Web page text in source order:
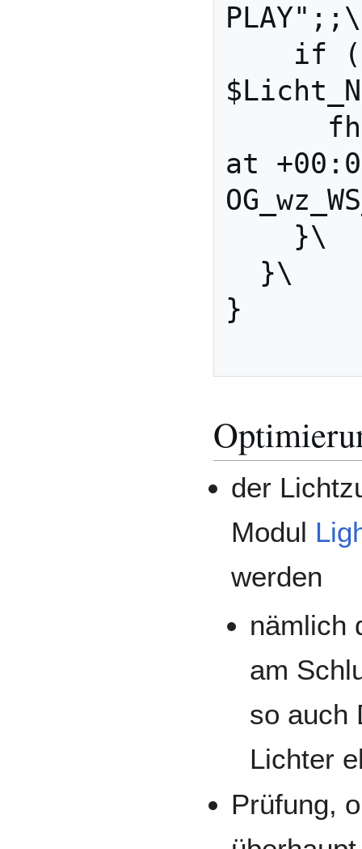
PLAY";;\
at
}
der
Modul
werden
nämlich
am
so auch
Lichter
Prüfung,